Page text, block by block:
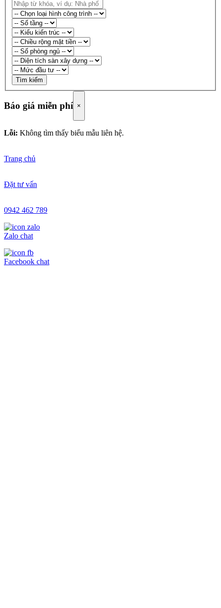
Tìm kiếm
Báo giá miễn phí ×
Lỗi: Không tìm thấy biểu mẫu liên hệ.
Trang chủ
Đặt tư vấn
0942 462 789
Zalo chat
Facebook chat